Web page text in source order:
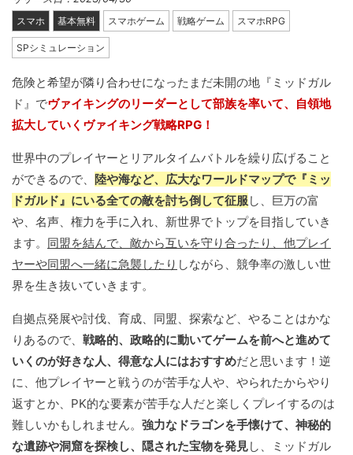
スマホ 基本無料 スマホゲーム 戦略ゲーム スマホRPG
SPシミュレーション
危険と希望が隣り合わせになったまだ未開の地『ミッドガル
ド』でヴァイキングのリーダーとして部族を率いて、自領地
拡大していくヴァイキング戦略RPG！
世界中のプレイヤーとリアルタイムバトルを繰り広げること
ができるので、 陸や海など、広大なワールドマップで『ミッ
ドガルド』にいる全ての敵を討ち倒して征服し、巨万の富
や、名声、権力を手に入れ、新世界でトップを目指していき
ます。 同盟を結んで、敵から互いを守り合ったり、他プレイ
ヤーや同盟へ一緒に急襲したり しながら、競争率の激しい世
界を生き抜いていきます。
自拠点発展や討伐、育成、同盟、探索など、やることはかな
りあるので、 戦略的、政略的に動いてゲームを前へと進めて
いくのが好きな人、得意な人にはおすすめだと思います！逆
に、他プレイヤーと戦うのが苦手な人や、やられたからやり
返すとか、PK的な要素が苦手な人だと楽しくプレイするのは
難しいかもしれません。 強力なドラゴンを手懐けて、神秘的
な遺跡や洞窟を探検し、隠された宝物を発見し、ミッドガル